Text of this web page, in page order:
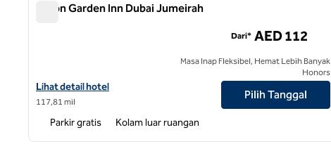
Hilton Garden Inn Dubai Jumeirah
Lihat detail hotel untuk Hilton Garden Inn Dubai Jumeirah
Lihat detail hotel
117,81 mil
Dari* AED 112
Masa Inap Fleksibel, Hemat Lebih Banyak
Honors
Pilih Tanggal
Parkir gratis Kolam luar ruangan